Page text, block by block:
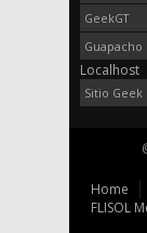
GeekGT
Guapacho
Localhost
Sitio Geek
Home
FLISOL